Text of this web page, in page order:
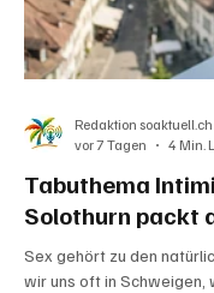
Tabuthema
Solothurn packt
Sex gehört zu den
wir uns oft in Schweigen,
Redaktion soaktuell.ch
vor 7 Tagen
4 Min.